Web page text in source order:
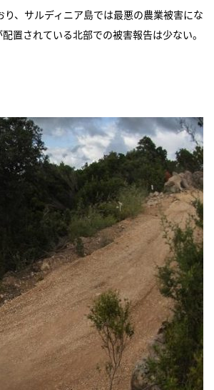
、サルディニア島では最悪の農業被害にな
置されている北部での被害報告は少ない。